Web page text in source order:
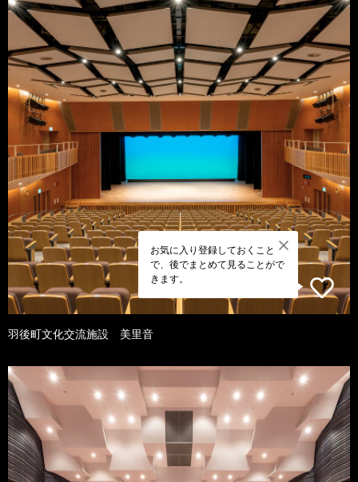
お気に入り登録しておくこと
で、後でまとめて見ることがで
きます。
羽後町文化交流施設 美里音